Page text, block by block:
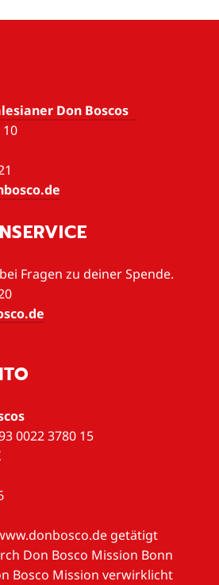
Don Boscos
Fragen zu deiner Spende.
0022 3780 15
getätigt
Don Bosco Mission Bonn
Bosco Mission verwirklicht